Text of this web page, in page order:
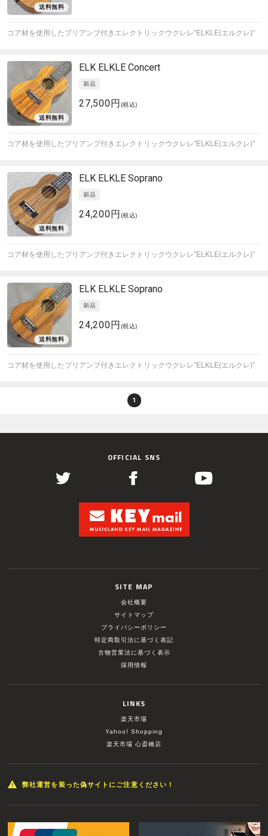
コア材を使用したプリアンプ付きエレクトリックウクレレ”ELKLE(エルクレ)”
ELK ELKLE Concert
27,500円 (税込)
コア材を使用したプリアンプ付きエレクトリックウクレレ”ELKLE(エルクレ)”
ELK ELKLE Soprano
24,200円 (税込)
コア材を使用したプリアンプ付きエレクトリックウクレレ”ELKLE(エルクレ)”
ELK ELKLE Soprano
24,200円 (税込)
コア材を使用したプリアンプ付きエレクトリックウクレレ”ELKLE(エルクレ)”
1
OFFICIAL SNS
SITE MAP
会社概要
サイトマップ
プライバシーポリシー
特定商取引法に基づく表記
古物営業法に基づく表示
採用情報
LINKS
楽天市場
Yahoo! Shopping
楽天市場 心斎橋店
弊社運営を装った偽サイトにご注意ください！